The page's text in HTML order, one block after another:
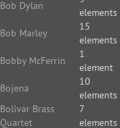
Bob Dylan
elements
Bob Marley
15
elements
Bobby McFerrin
1
element
Bojena
10
elements
Bolivar Brass
Quartet
7
elements